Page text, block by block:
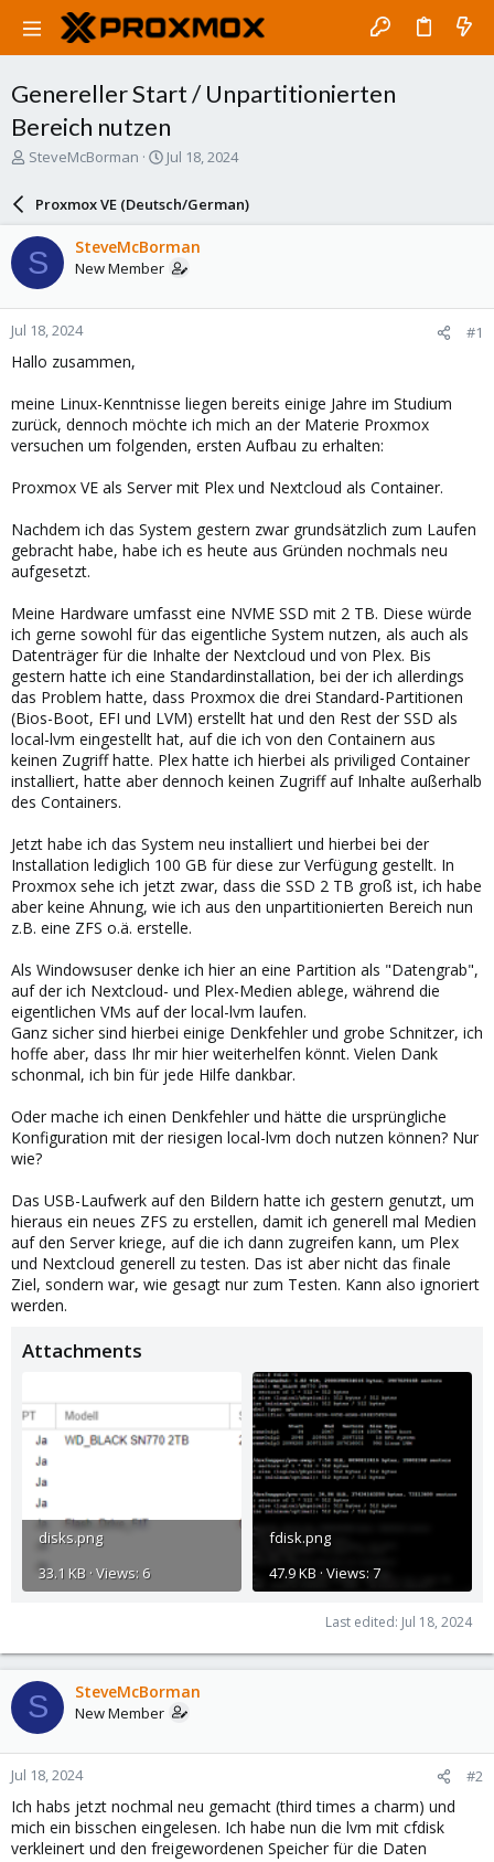
Genereller Start / Unpartitionierten
Bereich nutzen
T
a
d
s
t
a
r
t
e
SteveMcBorman
S
r
d
a
e
Jul 18, 2024
Proxmox VE (Deutsch/German)
S SteveMcBorman
New Member
Jul 18, 2024 #1
Hallo zusammen,
meine Linux-Kenntnisse liegen bereits einige Jahre im Studium
zurück, dennoch möchte ich mich an der Materie Proxmox
versuchen um folgenden, ersten Aufbau zu erhalten:
Proxmox VE als Server mit Plex und Nextcloud als Container.
Nachdem ich das System gestern zwar grundsätzlich zum Laufen
gebracht habe, habe ich es heute aus Gründen nochmals neu
aufgesetzt.
Meine Hardware umfasst eine NVME SSD mit 2 TB. Diese würde
ich gerne sowohl für das eigentliche System nutzen, als auch als
Datenträger für die Inhalte der Nextcloud und von Plex. Bis
gestern hatte ich eine Standardinstallation, bei der ich allerdings
das Problem hatte, dass Proxmox die drei Standard-Partitionen
(Bios-Boot, EFI und LVM) erstellt hat und den Rest der SSD als
local-lvm eingestellt hat, auf die ich von den Containern aus
keinen Zugriff hatte. Plex hatte ich hierbei als priviliged Container
installiert, hatte aber dennoch keinen Zugriff auf Inhalte außerhalb
des Containers.
Jetzt habe ich das System neu installiert und hierbei bei der
Installation lediglich 100 GB für diese zur Verfügung gestellt. In
Proxmox sehe ich jetzt zwar, dass die SSD 2 TB groß ist, ich habe
aber keine Ahnung, wie ich aus den unpartitionierten Bereich nun
z.B. eine ZFS o.ä. erstelle.
Als Windowsuser denke ich hier an eine Partition als "Datengrab",
auf der ich Nextcloud- und Plex-Medien ablege, während die
eigentlichen VMs auf der local-lvm laufen.
Ganz sicher sind hierbei einige Denkfehler und grobe Schnitzer, ich
hoffe aber, dass Ihr mir hier weiterhelfen könnt. Vielen Dank
schonmal, ich bin für jede Hilfe dankbar.
Oder mache ich einen Denkfehler und hätte die ursprüngliche
Konfiguration mit der riesigen local-lvm doch nutzen können? Nur
wie?
Das USB-Laufwerk auf den Bildern hatte ich gestern genutzt, um
hieraus ein neues ZFS zu erstellen, damit ich generell mal Medien
auf den Server kriege, auf die ich dann zugreifen kann, um Plex
und Nextcloud generell zu testen. Das ist aber nicht das finale
Ziel, sondern war, wie gesagt nur zum Testen. Kann also ignoriert
werden.
Attachments
disks.png
33.1 KB · Views: 6
fdisk.png
47.9 KB · Views: 7
Last edited: Jul 18, 2024
S SteveMcBorman
New Member
Jul 18, 2024 #2
Ich habs jetzt nochmal neu gemacht (third times a charm) und
mich ein bisschen eingelesen. Ich habe nun die lvm mit cfdisk
verkleinert und den freigewordenen Speicher für die Daten